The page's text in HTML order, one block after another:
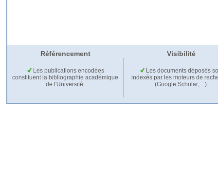
Référencement Visibilité
Les publications encodées
constituent la bibliographie académique
de l'Université.
Les documents déposés
indexés par les moteurs de
(Google Scholar,…).